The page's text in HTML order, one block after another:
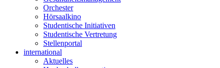
Orchester
Hörsaalkino
Studentische Initiativen
Studentische Vertretung
Stellenportal
international
Aktuelles